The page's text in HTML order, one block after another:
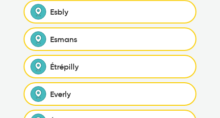
Esbly
Esmans
Étrépilly
Everly